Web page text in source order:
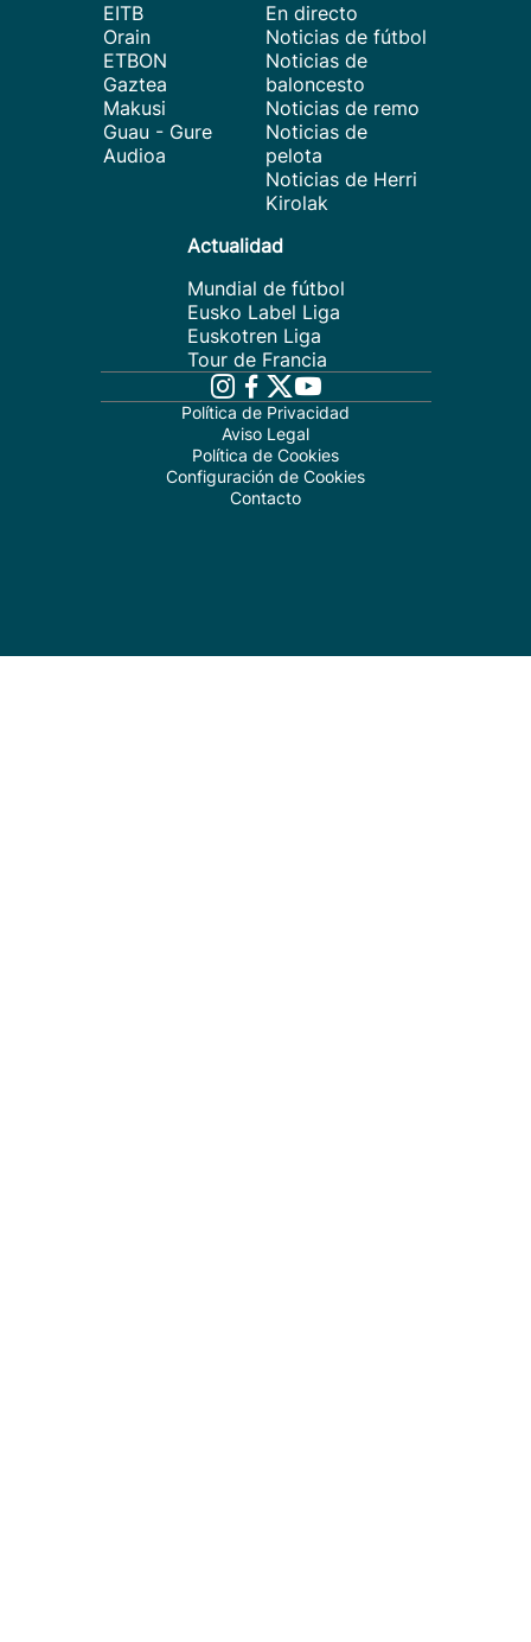
EITB
Orain
ETBON
Gaztea
Makusi
Guau - Gure
Audioa
En directo
Noticias de fútbol
Noticias de
baloncesto
Noticias de remo
Noticias de
pelota
Noticias de Herri
Kirolak
Actualidad
Mundial de fútbol
Eusko Label Liga
Euskotren Liga
Tour de Francia
Política de Privacidad
Aviso Legal
Política de Cookies
Configuración de Cookies
Contacto